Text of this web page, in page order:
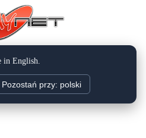
in English.
Pozostań przy: polski